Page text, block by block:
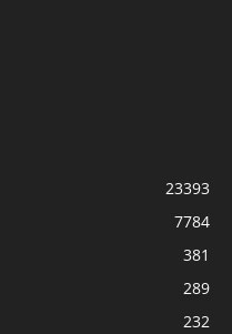
23393
7784
381
289
232